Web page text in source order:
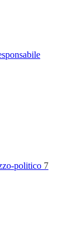
politico 7